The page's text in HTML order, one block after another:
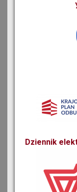
Dziennik